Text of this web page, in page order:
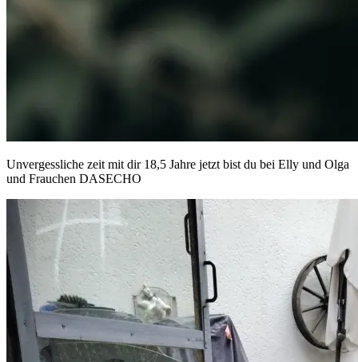
Unvergessliche zeit mit dir 18,5 Jahre jetzt bist du bei Elly und Olga
und Frauchen DASECHO